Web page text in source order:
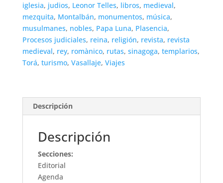
iglesia, judios, Leonor Telles, libros, medieval,
mezquita, Montalbán, monumentos, música,
musulmanes, nobles, Papa Luna, Plasencia,
Procesos judiciales, reina, religión, revista, revista
medieval, rey, romànico, rutas, sinagoga, templarios,
Torá, turismo, Vasallaje, Viajes
Descripción
Descripción
Secciones:
Editorial
Agenda